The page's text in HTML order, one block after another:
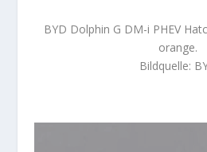
BYD Dolphin G DM-i PHEV
orange.
Bildquelle: